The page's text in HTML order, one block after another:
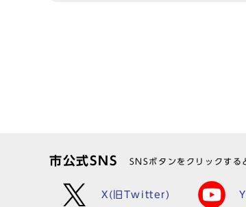
市公式SNS SNSボタンをクリックする
X(旧Twitter)